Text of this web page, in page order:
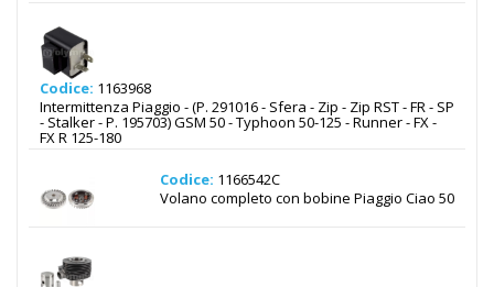
Codice: 1163968
Intermittenza Piaggio - (P. 291016 - Sfera - Zip - Zip RST - FR - SP
- Stalker - P. 195703) GSM 50 - Typhoon 50-125 - Runner - FX -
FX R 125-180
Codice: 1166542C
Volano completo con bobine Piaggio Ciao 50